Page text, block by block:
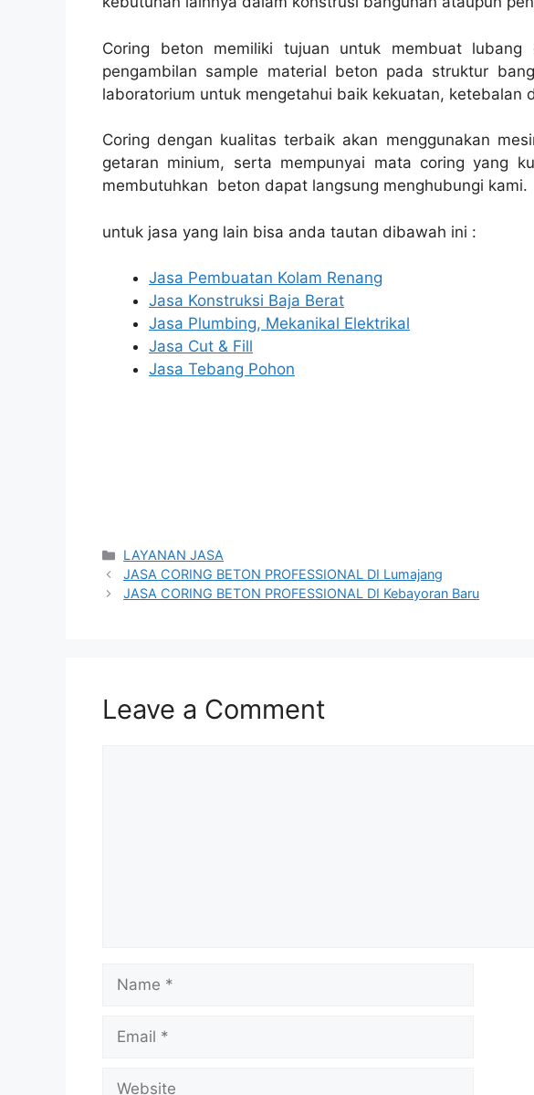
Coring beton memiliki tujuan untuk membuat
pengambilan sample material beton pada struktur
laboratorium untuk mengetahui baik kekuatan, ketebalan
Coring dengan kualitas terbaik akan menggunakan
getaran minium, serta mempunyai mata coring yang
membutuhkan beton dapat langsung menghubungi kami.
untuk jasa yang lain bisa anda tautan dibawah ini :
Jasa Pembuatan Kolam Renang
Jasa Konstruksi Baja Berat
Jasa Plumbing, Mekanikal Elektrikal
Jasa Cut & Fill
Jasa Tebang Pohon
Categories
LAYANAN JASA
JASA CORING BETON PROFESSIONAL DI Lumajang
JASA CORING BETON PROFESSIONAL DI Kebayoran Baru
Leave a Comment
Name
Email
Website